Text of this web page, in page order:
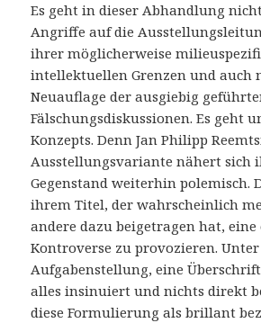
Es geht in dieser Abhandlung
Angriffe auf die
ihrer möglicherweise
intellektuellen Grenzen und auch
Neuauflage der ausgiebig
Fälschungsdiskussionen. Es geht
Konzepts. Denn Jan Philipp
Ausstellungsvariante nähert sich
Gegenstand weiterhin polemisch.
ihrem Titel, der wahrscheinlich
andere dazu beigetragen hat,
Kontroverse zu provozieren.
Aufgabenstellung, eine
alles insinuiert und nichts direkt
diese Formulierung als brillant